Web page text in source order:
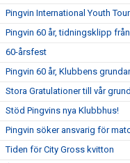
Pingvin International Youth
Pingvin 60 år, tidningsklipp
60-årsfest
Pingvin 60 år, Klubbens
Stora Gratulationer till vår
Stöd Pingvins nya Klubbhus!
Pingvin söker ansvarig för
Tiden för City Gross kvitton